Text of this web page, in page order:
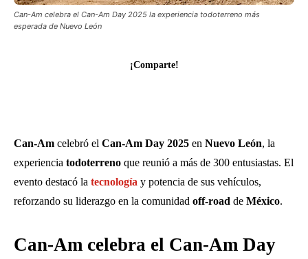
Can-Am celebra el Can-Am Day 2025 la experiencia todoterreno más
esperada de Nuevo León
¡Comparte!
Can-Am celebró el Can-Am Day 2025 en Nuevo León, la
experiencia todoterreno que reunió a más de 300 entusiastas. El
evento destacó la tecnología y potencia de sus vehículos,
reforzando su liderazgo en la comunidad off-road de México.
Can-Am celebra el Can-Am Day